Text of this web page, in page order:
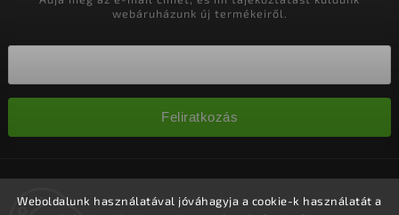
Weboldalunk használatával jóváhagyja a cookie-k használatát a
webáruházunk új termékeiről.
Feliratkozás
fenntartva.